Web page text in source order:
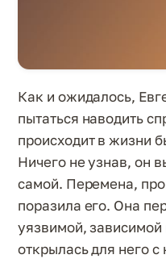
Как и ожидалось,
пытаться наводить
происходит в жизни
Ничего не узнав, он
самой. Перемена,
поразила его. Она
уязвимой,
открылась для него с